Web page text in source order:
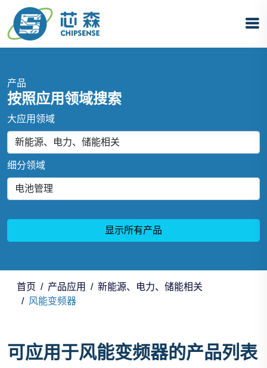
产品
按照应用领域搜索
大应用领域
细分领域
显示所有产品
首页 产品应用
新能源、电力、储能相关
风能变频器
可应用于风能变频器的产品列表